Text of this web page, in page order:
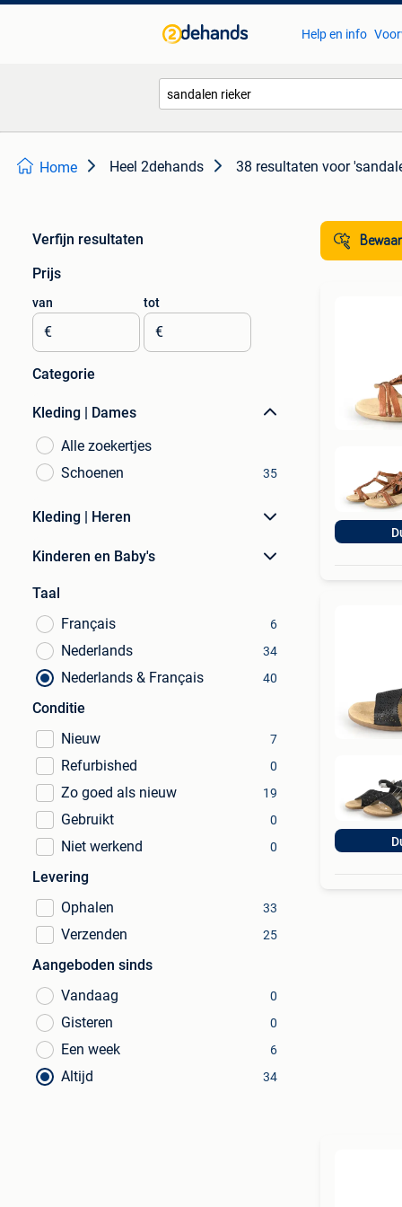
Help en info
Home Heel 2dehands 38 resultaten voor
Verfijn resultaten
Prijs
van
€
tot
€
Categorie
Kleding | Dames
Alle zoekertjes
Schoenen
35
Kleding | Heren
Kinderen en Baby's
Taal
Français
6
Nederlands 34
Nederlands & Français 40
Conditie
Nieuw
7
Refurbished 0
Zo goed als nieuw 19
Gebruikt 0
Niet werkend 0
Levering
Ophalen
33
Verzenden 25
Aangeboden sinds
Vandaag
0
Gisteren 0
Een week 6
Altijd 34